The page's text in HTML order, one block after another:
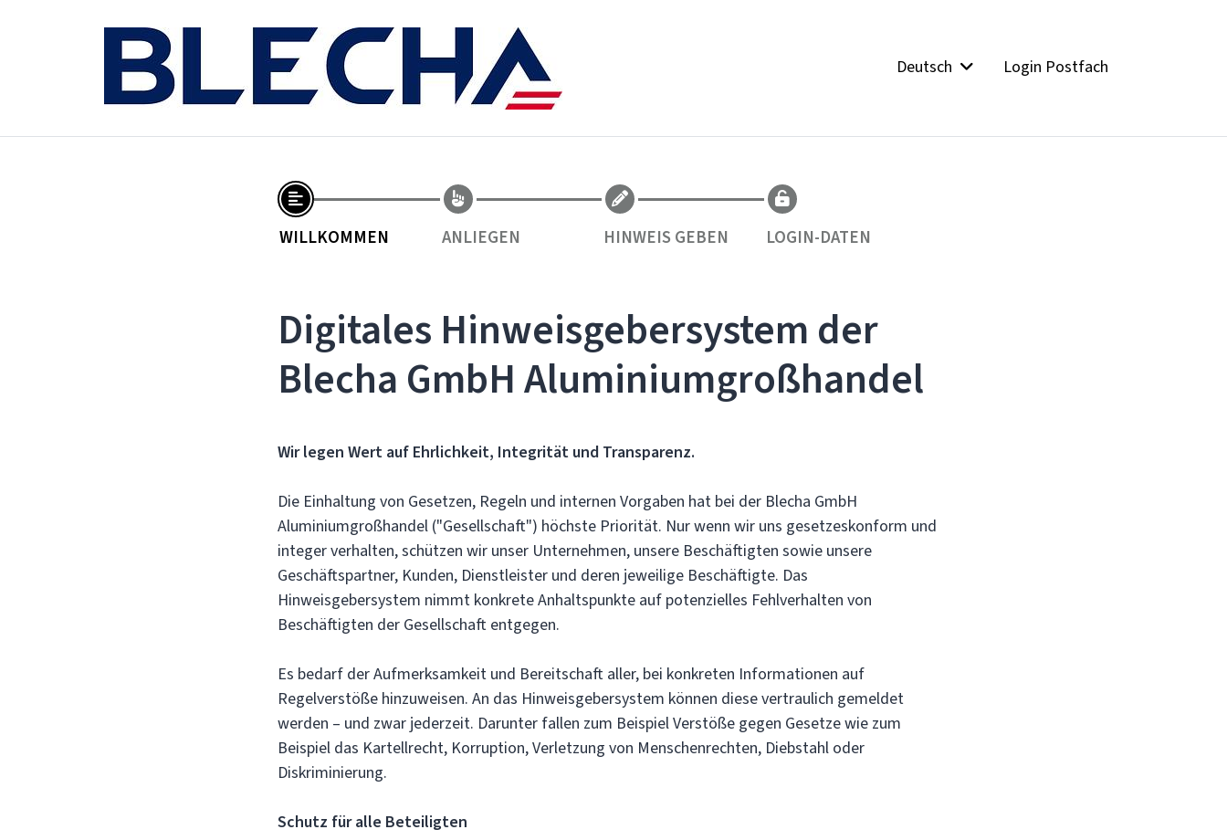
Deutsch Login Postfach
WILLKOMMEN ANLIEGEN HINWEIS GEBEN LOGIN-DATEN
Digitales Hinweisgebersystem der
Blecha GmbH Aluminiumgroßhandel
Wir legen Wert auf Ehrlichkeit, Integrität und Transparenz.
Die Einhaltung von Gesetzen, Regeln und internen Vorgaben hat bei der Blecha GmbH
Aluminiumgroßhandel ("Gesellschaft") höchste Priorität. Nur wenn wir uns gesetzeskonform und
integer verhalten, schützen wir unser Unternehmen, unsere Beschäftigten sowie unsere
Geschäftspartner, Kunden, Dienstleister und deren jeweilige Beschäftigte. Das
Hinweisgebersystem nimmt konkrete Anhaltspunkte auf potenzielles Fehlverhalten von
Beschäftigten der Gesellschaft entgegen.
Es bedarf der Aufmerksamkeit und Bereitschaft aller, bei konkreten Informationen auf
Regelverstöße hinzuweisen. An das Hinweisgebersystem können diese vertraulich gemeldet
werden – und zwar jederzeit. Darunter fallen zum Beispiel Verstöße gegen Gesetze wie zum
Beispiel das Kartellrecht, Korruption, Verletzung von Menschenrechten, Diebstahl oder
Diskriminierung.
Schutz für alle Beteiligten